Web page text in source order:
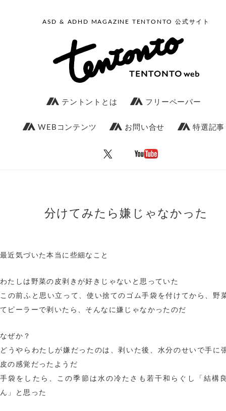
ASD & ADHD MAGAZINE TENTONTO 公式サイト
テントントとは フリーペーパー
WEBコンテンツ お問い合せ 特選記事
分けてみたら嫌じゃなかった
最近気づいた本当に些細なこと
わたしは野菜の皮剥きが好きじゃないと思っていた
この前ふと思い立って、使い捨てのゴム手袋を付けてから、野
てピーラーで剥いたら、そんなに嫌じゃなかったのだ
なぜか？
どうやらわたしが嫌だったのは、剥いた後、水分のせいで手に
皮の感覚だったようだ
手袋をしたら、この季節は水の冷たさも若干和らぐし「結構
ん」と思った